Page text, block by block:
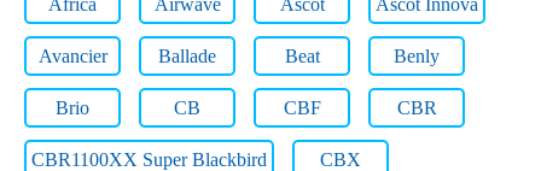
Africa Airwave Ascot Ascot Innova
Avancier Ballade Beat Benly
Brio CB CBF CBR
CBR1100XX Super Blackbird CBX